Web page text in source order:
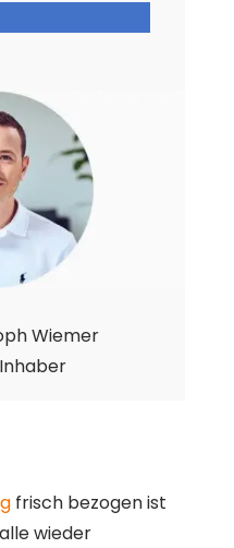
Wiemer
frisch bezogen ist
wieder